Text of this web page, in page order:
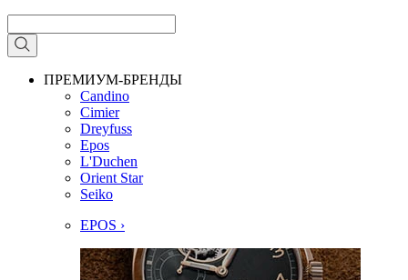
ПРЕМИУМ-БРЕНДЫ
Candino
Cimier
Dreyfuss
Epos
L'Duchen
Orient Star
Seiko
EPOS ›